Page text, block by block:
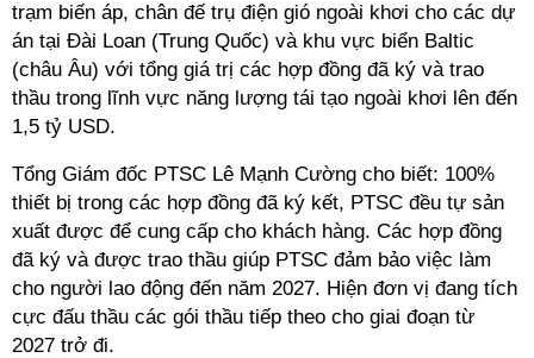
trạm biến áp, chân đế trụ điện gió ngoài khơi cho các dự
án tại Đài Loan (Trung Quốc) và khu vực biển Baltic
(châu Âu) với tổng giá trị các hợp đồng đã ký và trao
thầu trong lĩnh vực năng lượng tái tạo ngoài khơi lên đến
1,5 tỷ USD.
Tổng Giám đốc PTSC Lê Mạnh Cường cho biết: 100%
thiết bị trong các hợp đồng đã ký kết, PTSC đều tự sản
xuất được để cung cấp cho khách hàng. Các hợp đồng
đã ký và được trao thầu giúp PTSC đảm bảo việc làm
cho người lao động đến năm 2027. Hiện đơn vị đang tích
cực đấu thầu các gói thầu tiếp theo cho giai đoạn từ
2027 trở đi.